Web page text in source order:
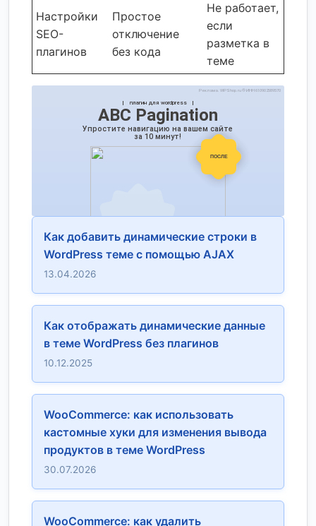
Настройки
SEO-
плагинов
Простое
отключение
без кода
Не работает,
если
разметка в
теме
Как добавить динамические строки в
WordPress теме с помощью AJAX
13.04.2026
Как отображать динамические данные
в теме WordPress без плагинов
10.12.2025
WooCommerce: как использовать
кастомные хуки для изменения вывода
продуктов в теме WordPress
30.07.2026
WooCommerce: как удалить